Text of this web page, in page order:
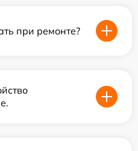
при ремонте?